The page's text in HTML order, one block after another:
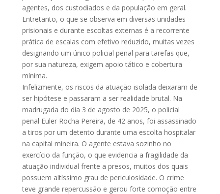
agentes, dos custodiados e da população em geral.
Entretanto, o que se observa em diversas unidades
prisionais e durante escoltas externas é a recorrente
prática de escalas com efetivo reduzido, muitas vezes
designando um único policial penal para tarefas que,
por sua natureza, exigem apoio tático e cobertura
mínima.
Infelizmente, os riscos da atuação isolada deixaram de
ser hipótese e passaram a ser realidade brutal. Na
madrugada do dia 3 de agosto de 2025, o policial
penal Euler Rocha Pereira, de 42 anos, foi assassinado
a tiros por um detento durante uma escolta hospitalar
na capital mineira. O agente estava sozinho no
exercício da função, o que evidencia a fragilidade da
atuação individual frente a presos, muitos dos quais
possuem altíssimo grau de periculosidade. O crime
teve grande repercussão e gerou forte comoção entre